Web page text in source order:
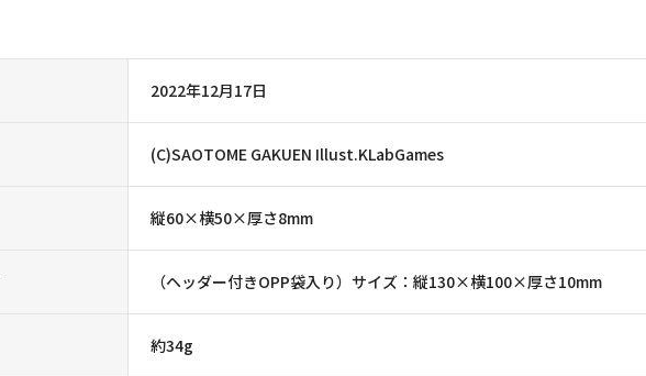
2022年12月17日
(C)SAOTOME GAKUEN Illust.KLabGames
縦60×横50×厚さ8mm
（ヘッダー付きOPP袋入り）サイズ：縦130×横100×厚さ10mm
約34g